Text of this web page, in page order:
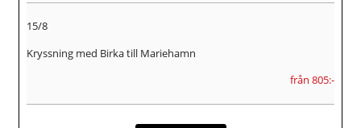
15/8
Kryssning med Birka till Mariehamn
från 805:-